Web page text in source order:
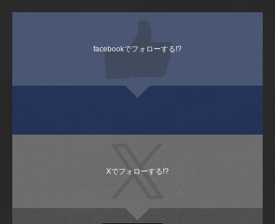
facebookでフォローする!?
Xでフォローする!?